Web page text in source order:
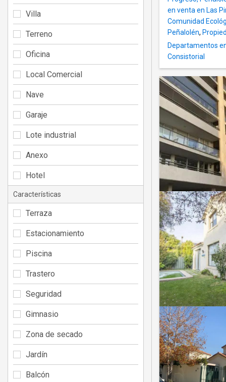
en venta en Las
Comunidad
Peñalolén,
Departamentos
Consistorial
Villa
Terreno
Oficina
Local Comercial
Nave
Garaje
Lote industrial
Anexo
Hotel
Características
Terraza
Estacionamiento
Piscina
Trastero
Seguridad
Gimnasio
Zona de secado
Jardín
Balcón